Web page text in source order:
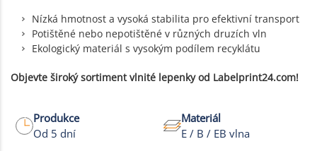
Nízká hmotnost a vysoká stabilita pro efektivní transport
Potištěné nebo nepotištěné v různých druzích vln
Ekologický materiál s vysokým podílem recyklátu
Objevte široký sortiment vlnité lepenky od Labelprint24.com!
Produkce
Od 5 dní
Materiál
E / B / EB vlna